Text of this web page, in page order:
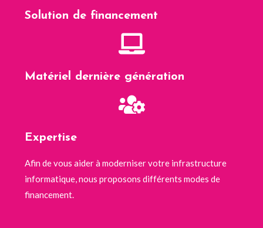
Solution de financement
Matériel dernière génération
Expertise
Afin de vous aider à moderniser votre infrastructure
informatique, nous proposons différents modes de
financement.